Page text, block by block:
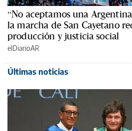
“No aceptamos una
la marcha de San Cayetano
producción y justicia social
elDiarioAR
Últimas noticias